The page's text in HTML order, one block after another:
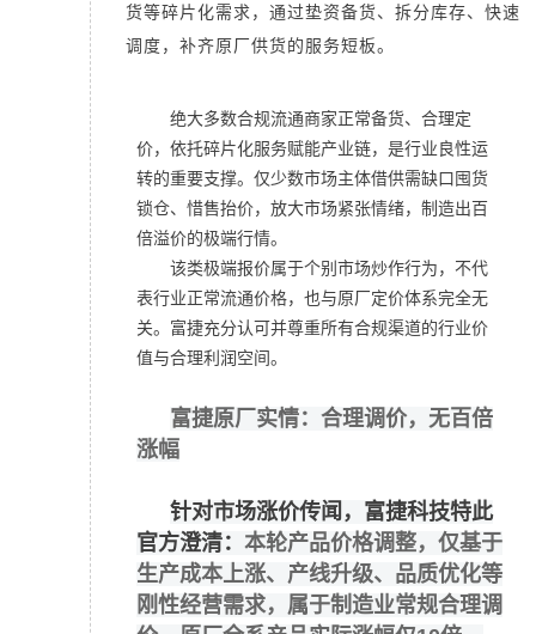
货等碎片化需求，通过垫资备货、拆分库存、快速
调度，补齐原厂供货的服务短板。
绝大多数合规流通商家正常备货、合理定
价，依托碎片化服务赋能产业链，是行业良性运
转的重要支撑。仅少数市场主体借供需缺口囤货
锁仓、惜售抬价，放大市场紧张情绪，制造出百
倍溢价的极端行情。
该类极端报价属于个别市场炒作行为，不代
表行业正常流通价格，也与原厂定价体系完全无
关。富捷充分认可并尊重所有合规渠道的行业价
值与合理利润空间。
富捷原厂实情：合理调价，无百倍
涨幅
针对市场涨价传闻，富捷科技特此
官方澄清：本轮产品价格调整，仅基于
生产成本上涨、产线升级、品质优化等
刚性经营需求，属于制造业常规合理调